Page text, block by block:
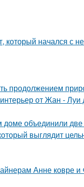
который начался с
продолжением
от Жан - Луи
объединили две
выглядит
Анне ковре и